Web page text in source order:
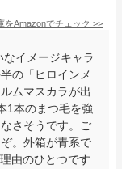
をAmazonでチェック >>
イメージキャラ
の「ヒロインメ
ムマスカラが出
1本のまつ毛を強
さそうです。ご
。外箱が青系で
由のひとつです